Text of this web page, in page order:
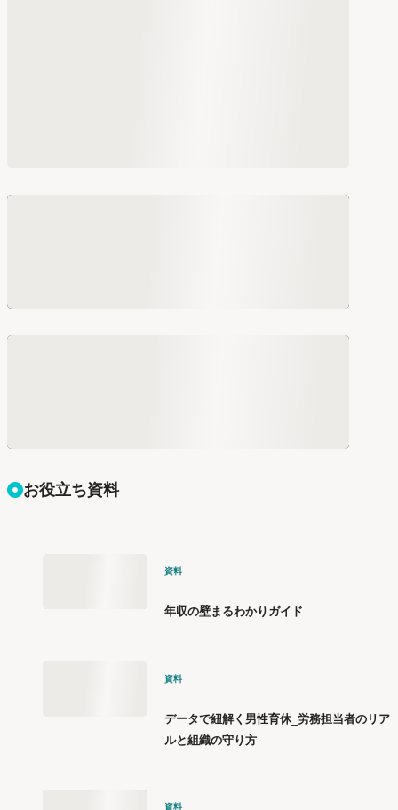
お役立ち資料
資料
年収の壁まるわかりガイド
資料
データで紐解く男性育休_労務担当者のリア
ルと組織の守り方
資料